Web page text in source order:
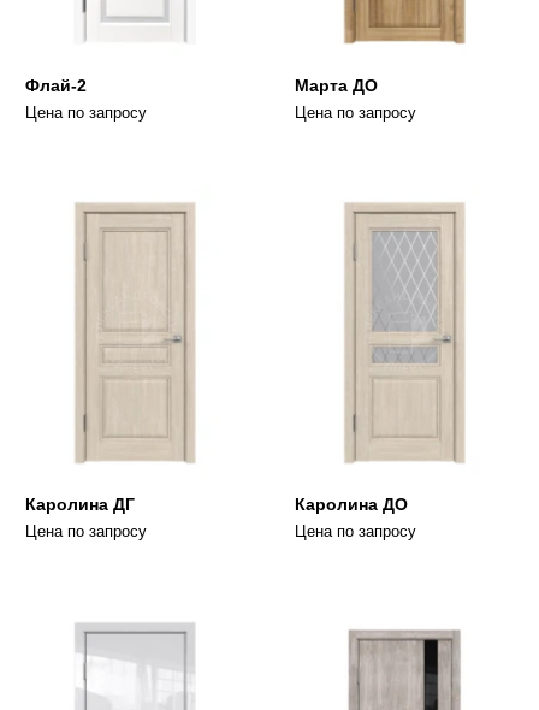
Флай-2
Цена по запросу
Марта ДО
Цена по запросу
Каролина ДГ
Цена по запросу
Каролина ДО
Цена по запросу